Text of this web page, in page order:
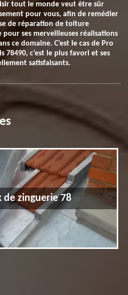
tout le monde veut être sûr
pour vous, afin de remédier
de réparation de toiture
ses merveilleuses réalisations
ce domaine. C’est le cas de Pro
c’est le plus favori et ses
satisfaisants.
de zinguerie 78